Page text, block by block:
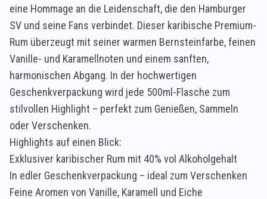
eine Hommage an die Leidenschaft, die den Hamburger
SV und seine Fans verbindet. Dieser karibische Premium-
Rum überzeugt mit seiner warmen Bernsteinfarbe, feinen
Vanille- und Karamellnoten und einem sanften,
harmonischen Abgang. In der hochwertigen
Geschenkverpackung wird jede 500ml-Flasche zum
stilvollen Highlight – perfekt zum Genießen, Sammeln
oder Verschenken.
Highlights auf einen Blick:
Exklusiver karibischer Rum mit 40% vol Alkoholgehalt
In edler Geschenkverpackung – ideal zum Verschenken
Feine Aromen von Vanille, Karamell und Eiche